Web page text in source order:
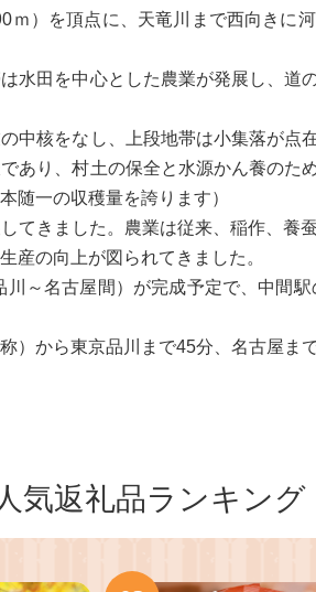
ｍ）を頂点に、天竜川まで西向きに
水田を中心とした農業が発展し、道
中核をなし、上段地帯は小集落が
あり、村土の保全と水源かん養のた
随一の収穫量を誇ります）
てきました。農業は従来、稲作、
産の向上が図られてきました。
～名古屋間）が完成予定で、中間
）から東京品川まで45分、名古屋ま
気返礼品ランキング